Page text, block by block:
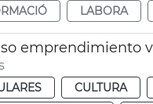
LABORA
emprendimiento
CULTURA